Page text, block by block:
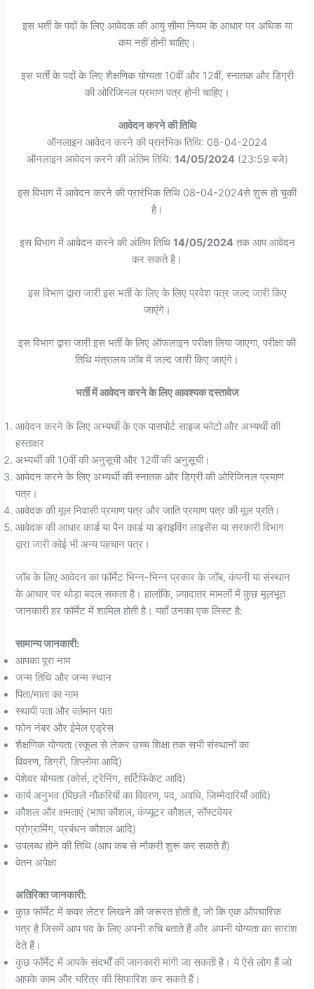
इस भर्ती के पदों के लिए आवेदक की आयु सीमा नियम के आधार पर अधिक या
कम नहीं होनी चाहिए।
इस भर्ती के पदों के लिए शैक्षणिक योग्यता 10वीं और 12वीं, स्नातक और डिग्री
की ओरिजिनल प्रमाण पत्र होनी चाहिए।
आवेदन करने की तिथि
ऑनलाइन आवेदन करने की प्रारंभिक तिथि: 08-04-2024
ऑनलाइन आवेदन करने की अंतिम तिथि: 14/05/2024(23:59 बजे)
इस विभाग में आवेदन करने की प्रारंभिक तिथि 08-04-2024से शुरू हो चुकी
है।
इस विभाग में आवेदन करने की अंतिम तिथि 14/05/2024तक आप आवेदन
कर सकते है।
इस विभाग द्वारा जारी इस भर्ती के लिए के लिए प्रवेश पत्र जल्द जारी किए
जाएंगे।
इस विभाग द्वारा जारी इस भर्ती के लिए ऑफलाइन परीक्षा लिया जाएगा, परीक्षा की
तिथि मंत्रालय जॉब में जल्द जारी किए जाएंगे।
भर्ती में आवेदन करने के लिए आवश्यक दस्तावेज
आवेदन करने के लिए अभ्यर्थी के एक पासपोर्ट साइज फोटो और अभ्यर्थी की
हस्ताक्षर
अभ्यर्थी की 10वीं की अनुसूची और 12वीं की अनुसूची।
आवेदन करने के लिए अभ्यर्थी की स्नातक और डिग्री की ओरिजिनल प्रमाण
पत्र।
आवेदक की मूल निवासी प्रमाण पत्र और जाति प्रमाण पत्र की मूल प्रति।
आवेदक की आधार कार्ड या पैन कार्ड या ड्राइविंग लाइसेंस या सरकारी विभाग
द्वारा जारी कोई भी अन्य पहचान पत्र।
जॉब के लिए आवेदन का फॉर्मेट भिन्न-भिन्न प्रकार के जॉब, कंपनी या संस्थान
के आधार पर थोड़ा बदल सकता है। हालांकि, ज़्यादातर मामलों में कुछ मूलभूत
जानकारी हर फॉर्मेट में शामिल होती है। यहाँ उनका एक लिस्ट है:
सामान्य जानकारी:
आपका पूरा नाम
जन्म तिथि और जन्म स्थान
पिता/माता का नाम
स्थायी पता और वर्तमान पता
फोन नंबर और ईमेल एड्रेस
शैक्षणिक योग्यता (स्कूल से लेकर उच्च शिक्षा तक सभी संस्थानों का
विवरण, डिग्री, डिप्लोमा आदि)
पेशेवर योग्यता (कोर्स, ट्रेनिंग, सर्टिफिकेट आदि)
कार्य अनुभव (पिछले नौकरियों का विवरण, पद, अवधि, जिम्मेदारियाँ आदि)
कौशल और क्षमताएं (भाषा कौशल, कंप्यूटर कौशल, सॉफ्टवेयर
प्रोग्रामिंग, प्रबंधन कौशल आदि)
उपलब्ध होने की तिथि (आप कब से नौकरी शुरू कर सकते हैं)
वेतन अपेक्षा
अतिरिक्त जानकारी:
कुछ फॉर्मेट में कवर लेटर लिखने की जरूरत होती है, जो कि एक औपचारिक
पत्र है जिसमें आप पद के लिए अपनी रुचि बताते हैं और अपनी योग्यता का सारांश
देते हैं।
कुछ फॉर्मेट में आपके संदर्भों की जानकारी मांगी जा सकती है। ये ऐसे लोग हैं जो
आपके काम और चरित्र की सिफारिश कर सकते हैं।